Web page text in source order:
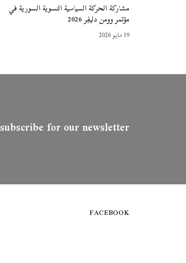
مشاركة الحركة السياسية النسوية السورية في
مؤتمر وومن دليفِر 2026
19 مايو 2026
subscribe for our newsletter
FACEBOOK